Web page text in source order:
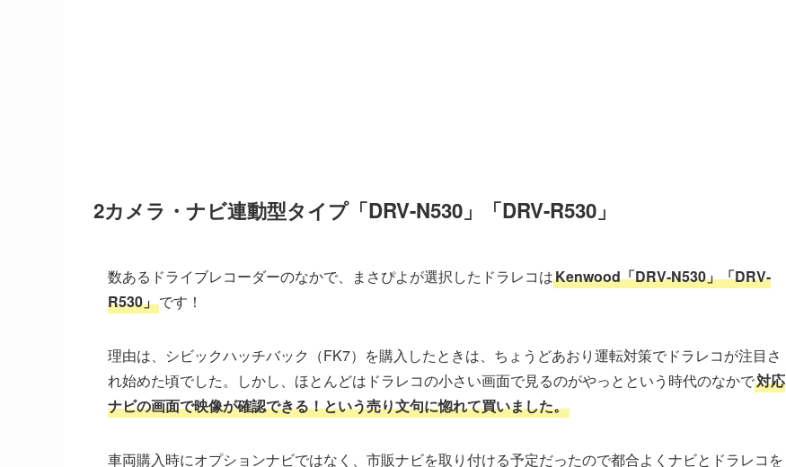
2カメラ・ナビ連動型タイプ「DRV-N530」「DRV-R530 」
数あるドライブレコーダーのなかで、まさぴよが選択したドラレコはKenwood「DRV-N530」「DRV-
R530」です！
理由は、シビックハッチバック（FK7）を購入したときは、ちょうどあおり運転対策でドラレコが注目さ
れ始めた頃でした。しかし、ほとんどはドラレコの小さい画面で見るのがやっとという時代のなかで対応
ナビの画面で映像が確認できる！という売り文句に惚れて買いました。
車両購入時にオプションナビではなく、市販ナビを取り付ける予定だったので都合よくナビとドラレコを